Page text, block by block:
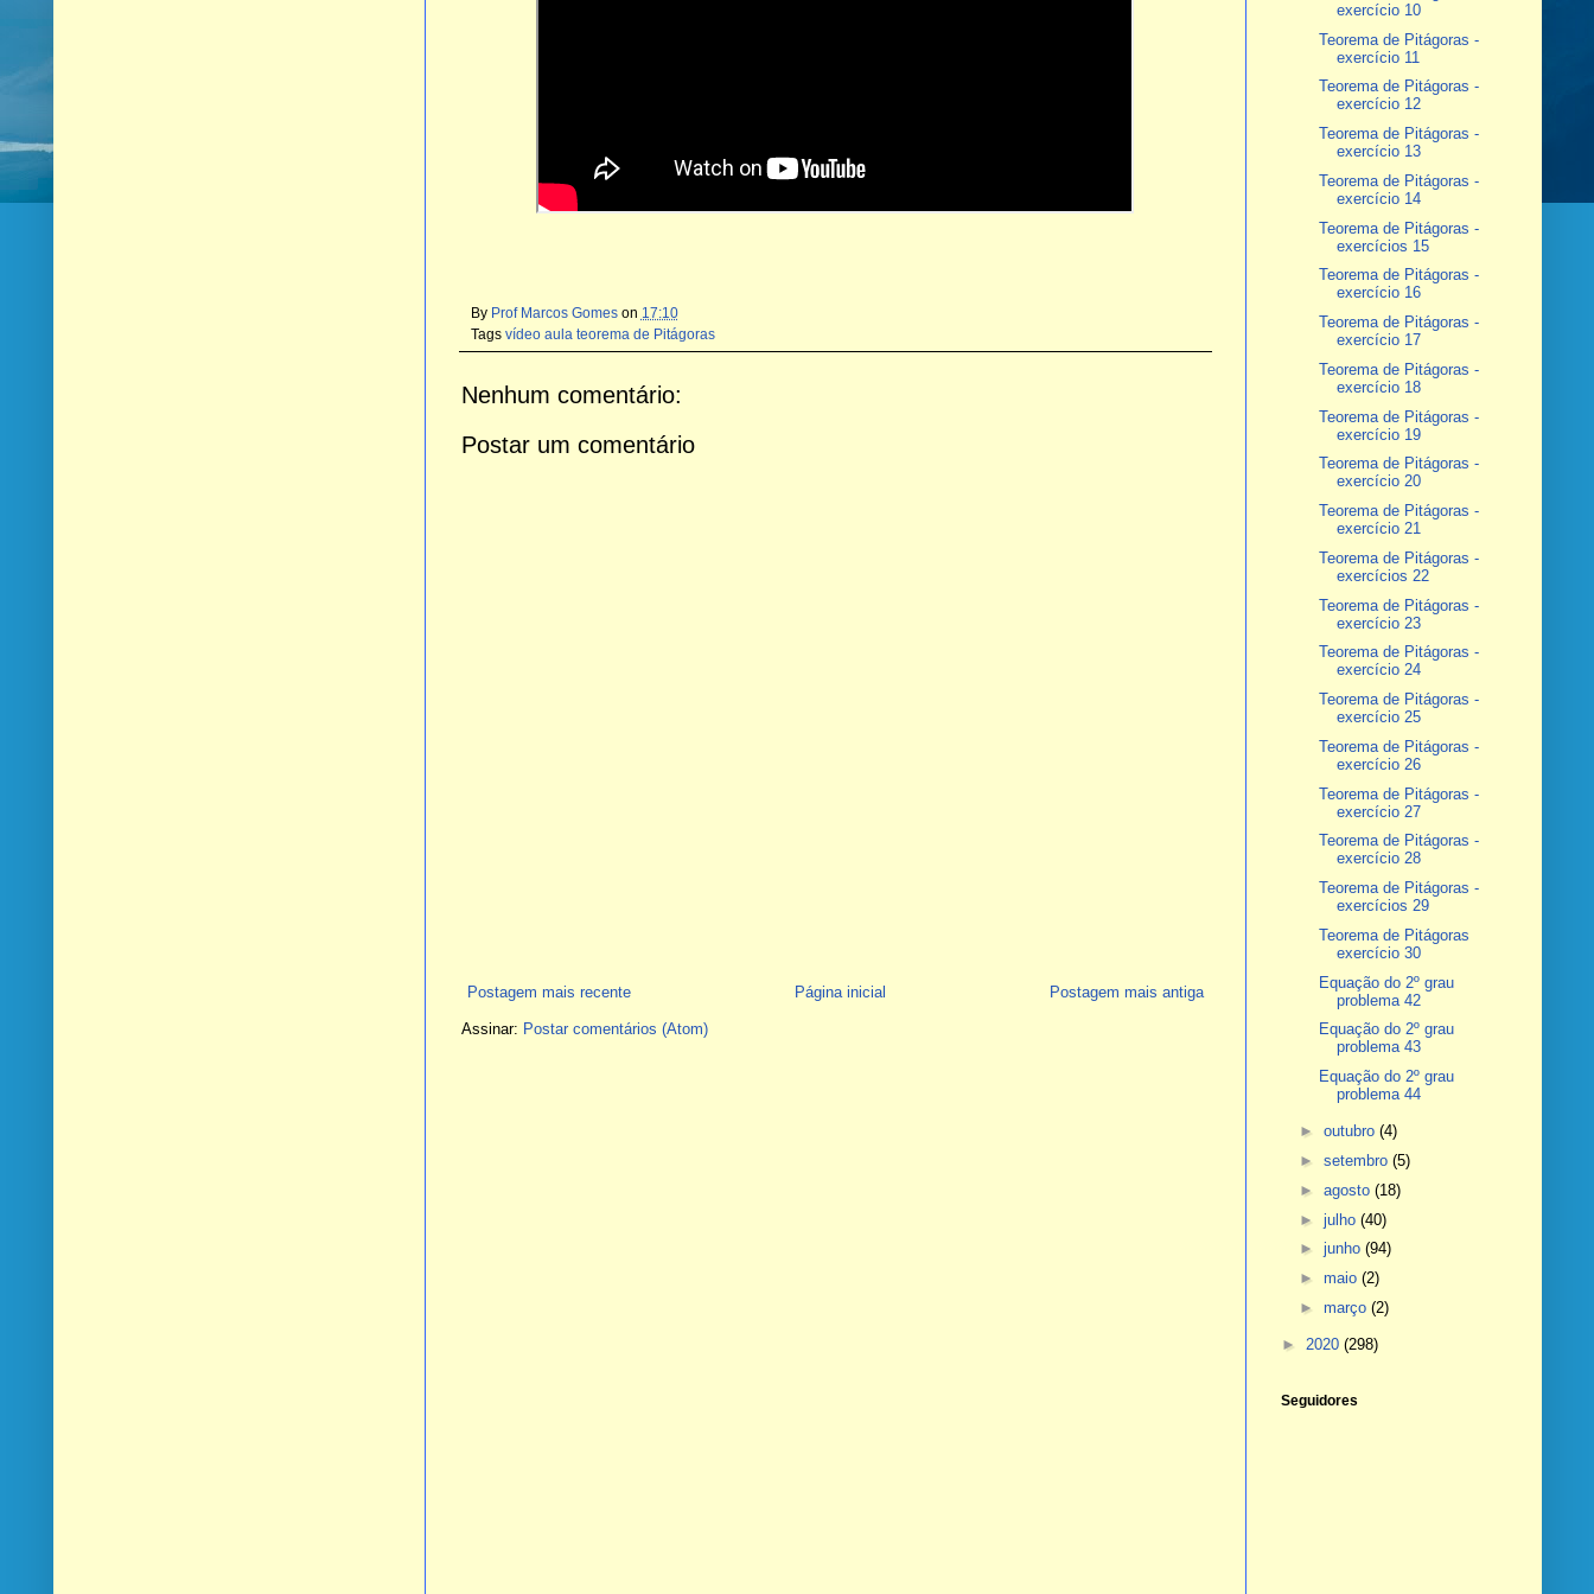
By Prof Marcos Gomes on 17:10
Tags vídeo aula teorema de Pitágoras
Nenhum comentário:
Postar um comentário
Postagem mais recente Postagem mais antiga
Página inicial
Assinar: Postar comentários (Atom)
exercício 10
Teorema de Pitágoras -
exercício 11
Teorema de Pitágoras -
exercício 12
Teorema de Pitágoras -
exercício 13
Teorema de Pitágoras -
exercício 14
Teorema de Pitágoras -
exercícios 15
Teorema de Pitágoras -
exercício 16
Teorema de Pitágoras -
exercício 17
Teorema de Pitágoras -
exercício 18
Teorema de Pitágoras -
exercício 19
Teorema de Pitágoras -
exercício 20
Teorema de Pitágoras -
exercício 21
Teorema de Pitágoras -
exercícios 22
Teorema de Pitágoras -
exercício 23
Teorema de Pitágoras -
exercício 24
Teorema de Pitágoras -
exercício 25
Teorema de Pitágoras -
exercício 26
Teorema de Pitágoras -
exercício 27
Teorema de Pitágoras -
exercício 28
Teorema de Pitágoras -
exercícios 29
Teorema de Pitágoras
exercício 30
Equação do 2º grau
problema 42
Equação do 2º grau
problema 43
Equação do 2º grau
problema 44
►outubro(4)
►setembro(5)
►agosto(18)
►julho(40)
►junho(94)
►maio(2)
►março(2)
► 2020 (298)
Seguidores